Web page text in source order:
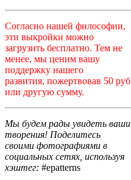
Согласно нашей философии,
эти выкройки можно
загрузить бесплатно. Тем не
менее, мы ценим вашу
поддержку нашего
развития, пожертвовав 50 руб
или другую сумму.
Мы будем рады увидеть ваши
творения! Поделитесь
своими фотографиями в
социальных сетях, используя
хэштег: #epatterns